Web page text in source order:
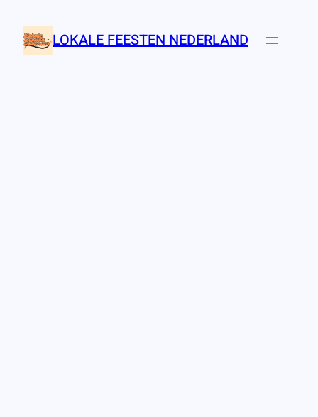
naar
LOKALE FEESTEN NEDERLAND